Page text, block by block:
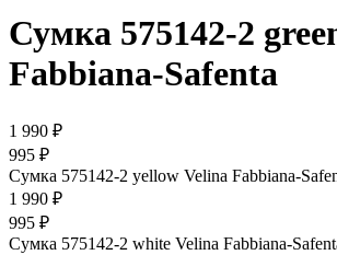
Сумка 575142-2
Fabbiana-Safenta
1 990 ₽
995 ₽
Сумка 575142-2 yellow Velina Fabbiana-
1 990 ₽
995 ₽
Сумка 575142-2 white Velina Fabbiana-